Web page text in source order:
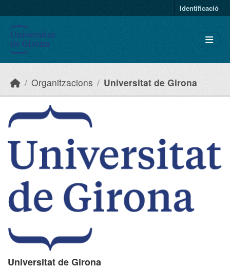
Identificació
Organitzacions Universitat de Girona
Universitat de Girona